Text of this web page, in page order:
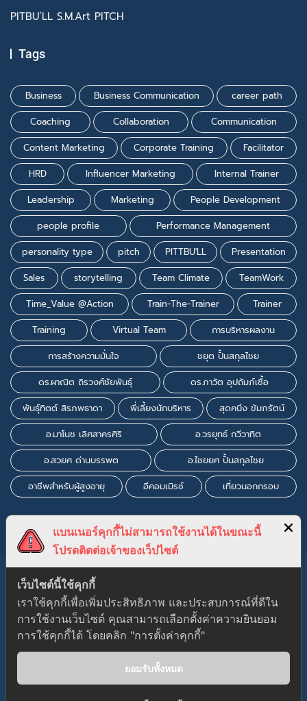
PITBU’LL S.M.Art PITCH
Tags
Business Business Communication
career path
Coaching
Collaboration
Communication
Content Marketing
Corporate Training
Facilitator
HRD
Influencer Marketing
Internal Trainer
Leadership
Marketing
People Development
people profile
Performance Management
personality type
pitch PITTBU'LL
Presentation
Sales
storytelling Team Climate
TeamWork
Time_Value @Action
Train-The-Trainer
Trainer
Training
Virtual Team
การบริหารผลงาน
การสร้างความมั่นใจ
ชยุต ปั้นสกุลไชย
ดร.ผาณิต ถิรวงศ์ชัยพันธุ์
ดร.ภาวัต อุปถัมภ์เชื้อ
พันธุ์ทิตต์ สิรภพธาดา
พี่เลี้ยงนักบริหาร
สุดคนึง ขัมภรัตน์
อ.มาโนช เลิศสาครศิริ
อ.วรยุทธ์ กวีวาทิต
อ.สวยศ ด่านบรรพต
อ.ไชยยศ ปั้นสกุลไชย
อาชีพสำหรับผู้สูงอายุ
อีคอมเมิรซ์ เที่ยวนอกกรอบ
Gutener Education Theme by
Keon Themes
Terms & Conditions
แบนเนอร์คุกกี้ไม่สามารถใช้งานได้ในขณะนี้
โปรดติดต่อเจ้าของเว็ปไซต์
เว็บไซต์นี้ใช้คุกกี้
เราใช้คุกกี้เพื่อเพิ่มประสิทธิภาพ และประสบการณ์ที่ดีใน
การใช้งานเว็บไซต์ คุณสามารถเลือกตั้งค่าความยินยอม
การใช้คุกกี้ได้ โดยคลิก "การตั้งค่าคุกกี้"
ยอมรับทั้งหมด